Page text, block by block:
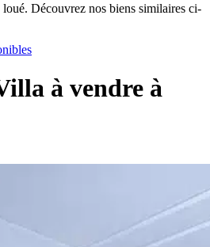
Découvrez nos biens similaires ci-
à vendre à